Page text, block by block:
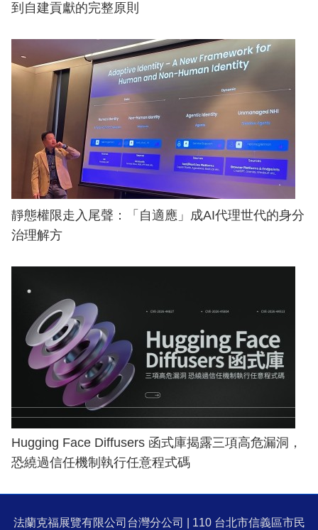
到自建貢獻的完整原則
靜態權限走入尾聲：「自適應」成AI代理世代的身分
治理解方
Hugging Face Diffusers 函式庫揭露三項高危漏洞，
恐繞過信任機制執行任意程式碼
法蘭克福展覽有限公司台灣分公司 | 110 台北市信義區市民